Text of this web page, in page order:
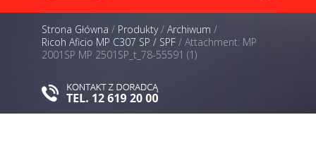
Strona Główna / Produkty/ Archiwum /
Ricoh Aficio MP C307 SP / SPF / Attachment: MP
2001SP MP 2501SP_t_78-55591 (1)